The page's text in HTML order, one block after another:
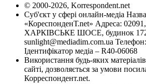
© 2000-2026, Korrespondent.net
Суб'єкт у сфері онлайн-медіа
«КореспонденТ.net» Адреса:
ХАРКІВСЬКЕ ШОСЕ, будинок 172-
sunlight@mediadim.com.ua
Ідентифікатор медіа – R40-06068
Використання будь-яких
сайті, дозволяється за умови
Корреспондент.net.